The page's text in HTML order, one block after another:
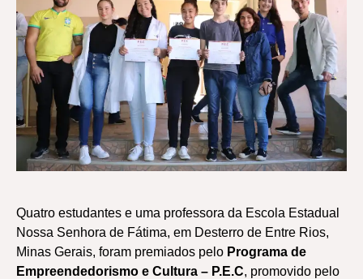
Quatro estudantes e uma professora da Escola Estadual
Nossa Senhora de Fátima, em Desterro de Entre Rios,
Minas Gerais, foram premiados pelo Programa de
Empreendedorismo e Cultura – P.E.C, promovido pelo